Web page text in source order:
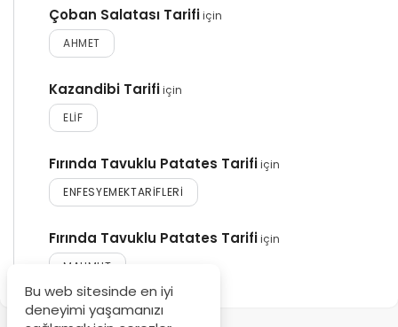
Çoban Salatası Tarifiiçin
AHMET
Kazandibi Tarifiiçin
ELIF
Fırında Tavuklu Patates Tarifiiçin
ENFESYEMEKTARIFLERI
Fırında Tavuklu Patates Tarifiiçin
MAHMUT
Bu web sitesinde en iyi
deneyimi yaşamanızı